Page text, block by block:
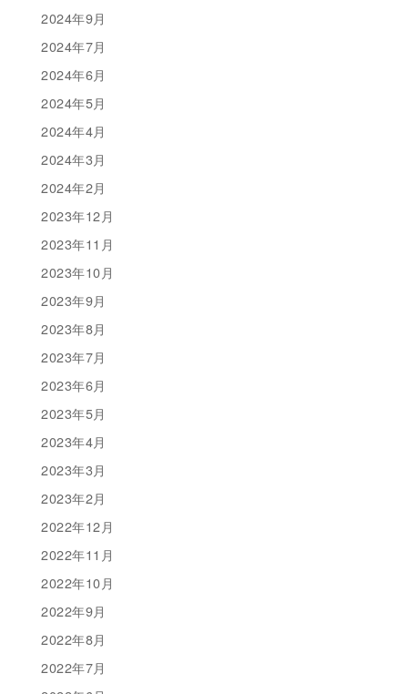
2024年9月
2024年7月
2024年6月
2024年5月
2024年4月
2024年3月
2024年2月
2023年12月
2023年11月
2023年10月
2023年9月
2023年8月
2023年7月
2023年6月
2023年5月
2023年4月
2023年3月
2023年2月
2022年12月
2022年11月
2022年10月
2022年9月
2022年8月
2022年7月